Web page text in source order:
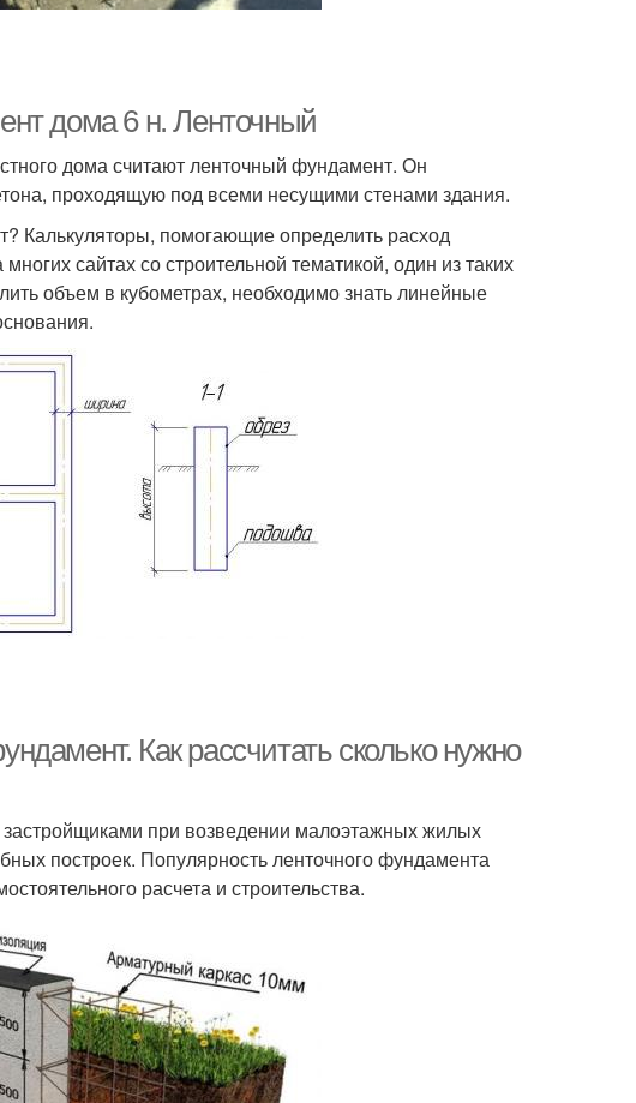
дома 6 н. Ленточный
дома считают ленточный фундамент. Он
проходящую под всеми несущими стенами здания.
Калькуляторы, помогающие определить расход
сайтах со строительной тематикой, один из таких
объем в кубометрах, необходимо знать линейные
Как рассчитать сколько нужно
при возведении малоэтажных жилых
построек. Популярность ленточного фундамента
расчета и строительства.